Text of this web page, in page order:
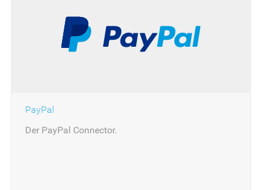
PayPal
Der PayPal Connector.